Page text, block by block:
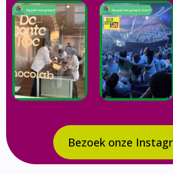
Bezoek onze